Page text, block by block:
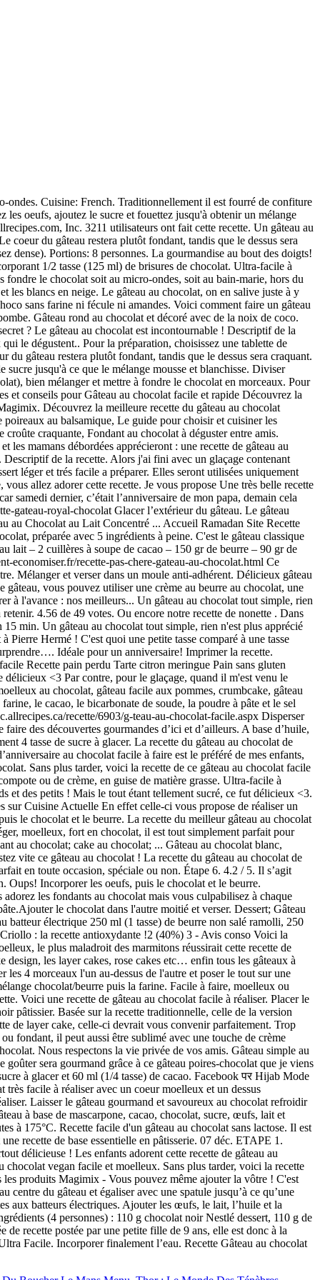
petits et grands au moment du goûter. 7). La recette du gâteau au chocolat de Nina est facile à faire et tout aussi facile à retenir. 4.56 de 49 votes. Ou encore notre recette de nonette . Dans une casserole, cassez le chocolat en morceaux puis ajoutez le beurre coupé en morceaux également. - 4.56 de 49 votes. Temps de préparation 15 min. Un gâteau au chocolat tout simple, rien n'est plus apprécié par petits et grands au moment du goûter. Étape 5. www.lesfoodies.com/emma01/recette/gateau-au-chocolat-288704 Une recette que l'on doit à Pierre Hermé ! C'est quoi une petite tasse comparé à une tasse normale. Les adresses courriel que vous avez sélectionnées ne seront pas sauvegardées à nos dossiers. Sa texture moelleuse et étonnante va surprendre…. Idéale pour un anniversaire! Imprimer la recette. Mélanger et verser dans un moule anti-adhérent. Facile Dessert facile Gateau Chocolat Recette facile au chocolat Gâteau au chocolat Gateau facile Recette pain perdu Tarte citron meringue Pain sans gluten Gateau chocolat coco Crepe mille trou Gateau ananas coco Tarte pomme rhubarbe Verrine mascarpone Recettes … 27 août 2015, Trop archie délicieux <3 Par contre, pour le glaçage, quand il m'est venu le temps de le faire, j'ai manqué de sucre à glacer. Et voici ma recette de gâteau au chocolat en vidéo. 10 recettes de gâteaux faciles et rapides : moelleux au chocolat, gâteau facile aux pommes, crumbcake, gâteau arc-en-ciel facile, des recettes délicieuses et originales pour les gens pressés ! Stopmotion réalisé pour Elle & Electrolux. Mélanger le sucre, la farine, le cacao, le bicarbonate de soude, la poudre à pâte et le sel dans un grand bol. Pour le gâteau. Celui-là est très simple à faire, c'est LA recette basique à avoir sous la main…. SVP essayez de nouveau. qc.allrecipes.ca/recette/6903/g-teau-au-chocolat-facile.aspx Disperser les brisures de chocolat qui restent sur la pâte. ETAPE 3. Avec le magazine RICARDO, accédez à une foule de recettes et conseils, en plus de faire des découvertes gourmandes d’ici et d’ailleurs. A base d’huile, sans beurre. Une recette facile et rapide à réaliser, hyper gourmande et que les enfants adorent. Alors j'ai fini avec un glaçage contenant seulement 4 tasse de sucre à glacer. La recette du gâteau au chocolat de Nina est facile à faire et tout aussi facile à retenir. Il trouvera alors sa place au moment du dessert. Préchauffer le four à 210°C (th. Ce gâteau d’anniversaire au chocolat facile à faire est le préféré de mes enfants, même s’ils sont déjà grands. Non, la recette du Coeur Coulant est encore une autre recette que le Fondant au Chocolat ou le Moelleux au Chocolat. Sans plus tarder, voici la recette de ce gâteau au chocolat facile et très moelleux! 3 étapes, Il existe également des recettes de gâteaux au chocolat sans beurre, mais toujours moelleux, grâce à l'utilisation de compote ou de crème, en guise de matière grasse. Ultra-facile à cuisiner et à savourer, on fond pour cette recette de gâteau au chocolat, préparée avec 5 ingrédients à peine. C'est le gâteau classique des grands et des petits ! Mais le tout étant tellement sucré, ce fut délicieux <3. Ingrédients (5 personnes) : 200 g de cho